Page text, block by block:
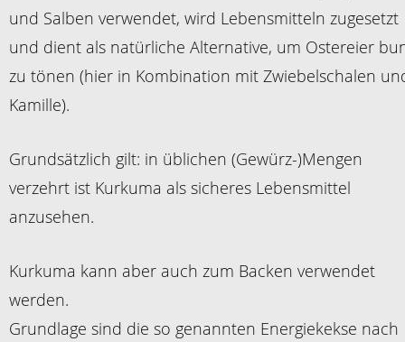
und Salben verwendet, wird Lebensmitteln zugesetzt
und dient als natürliche Alternative, um Ostereier
zu tönen (hier in Kombination mit Zwiebelschalen
Kamille).
Grundsätzlich gilt: in üblichen (Gewürz-)Mengen
verzehrt ist Kurkuma als sicheres Lebensmittel
anzusehen.
Kurkuma kann aber auch zum Backen verwendet
werden.
Grundlage sind die so genannten Energiekekse nach